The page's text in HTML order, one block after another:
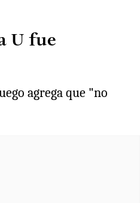
U fue
agrega que "no